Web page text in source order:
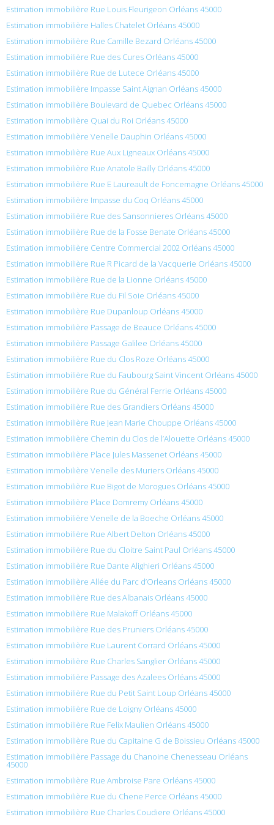
Estimation immobilière Rue Louis Fleurigeon Orléans 45000
Estimation immobilière Halles Chatelet Orléans 45000
Estimation immobilière Rue Camille Bezard Orléans 45000
Estimation immobilière Rue des Cures Orléans 45000
Estimation immobilière Rue de Lutece Orléans 45000
Estimation immobilière Impasse Saint Aignan Orléans 45000
Estimation immobilière Boulevard de Quebec Orléans 45000
Estimation immobilière Quai du Roi Orléans 45000
Estimation immobilière Venelle Dauphin Orléans 45000
Estimation immobilière Rue Aux Ligneaux Orléans 45000
Estimation immobilière Rue Anatole Bailly Orléans 45000
Estimation immobilière Rue E Laureault de Foncemagne Orléans 45000
Estimation immobilière Impasse du Coq Orléans 45000
Estimation immobilière Rue des Sansonnieres Orléans 45000
Estimation immobilière Rue de la Fosse Benate Orléans 45000
Estimation immobilière Centre Commercial 2002 Orléans 45000
Estimation immobilière Rue R Picard de la Vacquerie Orléans 45000
Estimation immobilière Rue de la Lionne Orléans 45000
Estimation immobilière Rue du Fil Soie Orléans 45000
Estimation immobilière Rue Dupanloup Orléans 45000
Estimation immobilière Passage de Beauce Orléans 45000
Estimation immobilière Passage Galilee Orléans 45000
Estimation immobilière Rue du Clos Roze Orléans 45000
Estimation immobilière Rue du Faubourg Saint Vincent Orléans 45000
Estimation immobilière Rue du Général Ferrie Orléans 45000
Estimation immobilière Rue des Grandiers Orléans 45000
Estimation immobilière Rue Jean Marie Chouppe Orléans 45000
Estimation immobilière Chemin du Clos de l’Alouette Orléans 45000
Estimation immobilière Place Jules Massenet Orléans 45000
Estimation immobilière Venelle des Muriers Orléans 45000
Estimation immobilière Rue Bigot de Morogues Orléans 45000
Estimation immobilière Place Domremy Orléans 45000
Estimation immobilière Venelle de la Boeche Orléans 45000
Estimation immobilière Rue Albert Delton Orléans 45000
Estimation immobilière Rue du Cloitre Saint Paul Orléans 45000
Estimation immobilière Rue Dante Alighieri Orléans 45000
Estimation immobilière Allée du Parc d’Orleans Orléans 45000
Estimation immobilière Rue des Albanais Orléans 45000
Estimation immobilière Rue Malakoff Orléans 45000
Estimation immobilière Rue des Pruniers Orléans 45000
Estimation immobilière Rue Laurent Corrard Orléans 45000
Estimation immobilière Rue Charles Sanglier Orléans 45000
Estimation immobilière Passage des Azalees Orléans 45000
Estimation immobilière Rue du Petit Saint Loup Orléans 45000
Estimation immobilière Rue de Loigny Orléans 45000
Estimation immobilière Rue Felix Maulien Orléans 45000
Estimation immobilière Rue du Capitaine G de Boissieu Orléans 45000
Estimation immobilière Passage du Chanoine Chenesseau Orléans
45000
Estimation immobilière Rue Ambroise Pare Orléans 45000
Estimation immobilière Rue du Chene Perce Orléans 45000
Estimation immobilière Rue Charles Coudiere Orléans 45000